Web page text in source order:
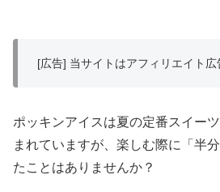
[広告] 当サイトはアフィリエイト広
ポッキンアイスは夏の定番スイー
まれていますが、楽しむ際に「半
たことはありませんか？